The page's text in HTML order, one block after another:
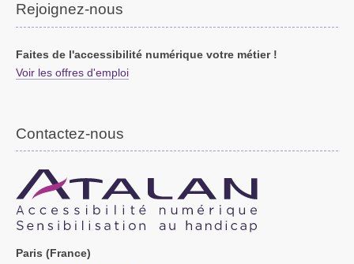
Rejoignez-nous
Faites de l'accessibilité numérique votre métier !
Voir les offres d'emploi
Contactez-nous
Paris (France)